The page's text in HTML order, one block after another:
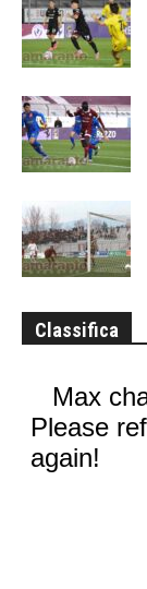
Classifica